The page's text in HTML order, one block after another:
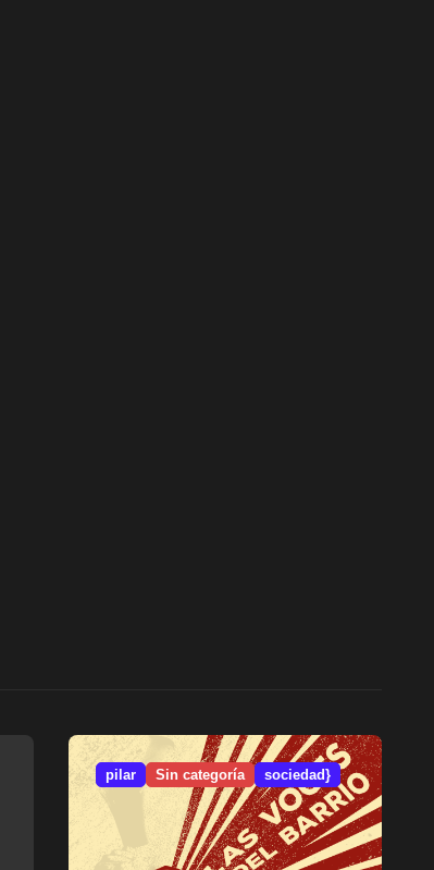
pilar Sin categoría sociedad}